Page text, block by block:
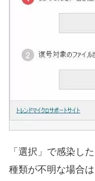
「選択」で感染し
種類が不明な場合